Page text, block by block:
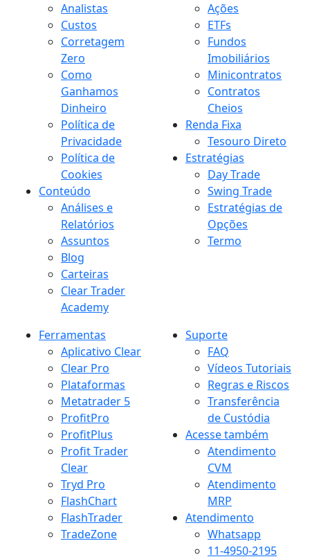
Analistas
Custos
Corretagem
Zero
Como
Ganhamos
Dinheiro
Política de
Privacidade
Política de
Cookies
Conteúdo
Análises e
Relatórios
Assuntos
Blog
Carteiras
Clear Trader
Academy
Ações
ETFs
Fundos
Imobiliários
Minicontratos
Contratos
Cheios
Renda Fixa
Tesouro Direto
Estratégias
Day Trade
Swing Trade
Estratégias de
Opções
Termo
Ferramentas
Aplicativo Clear
Clear Pro
Plataformas
Metatrader 5
ProfitPro
ProfitPlus
Profit Trader
Clear
Tryd Pro
FlashChart
FlashTrader
TradeZone
Suporte
FAQ
Vídeos Tutoriais
Regras e Riscos
Transferência
de Custódia
Acesse também
Atendimento
CVM
Atendimento
MRP
Atendimento
Whatsapp
11-4950-2195